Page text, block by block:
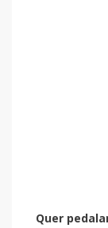
Quer